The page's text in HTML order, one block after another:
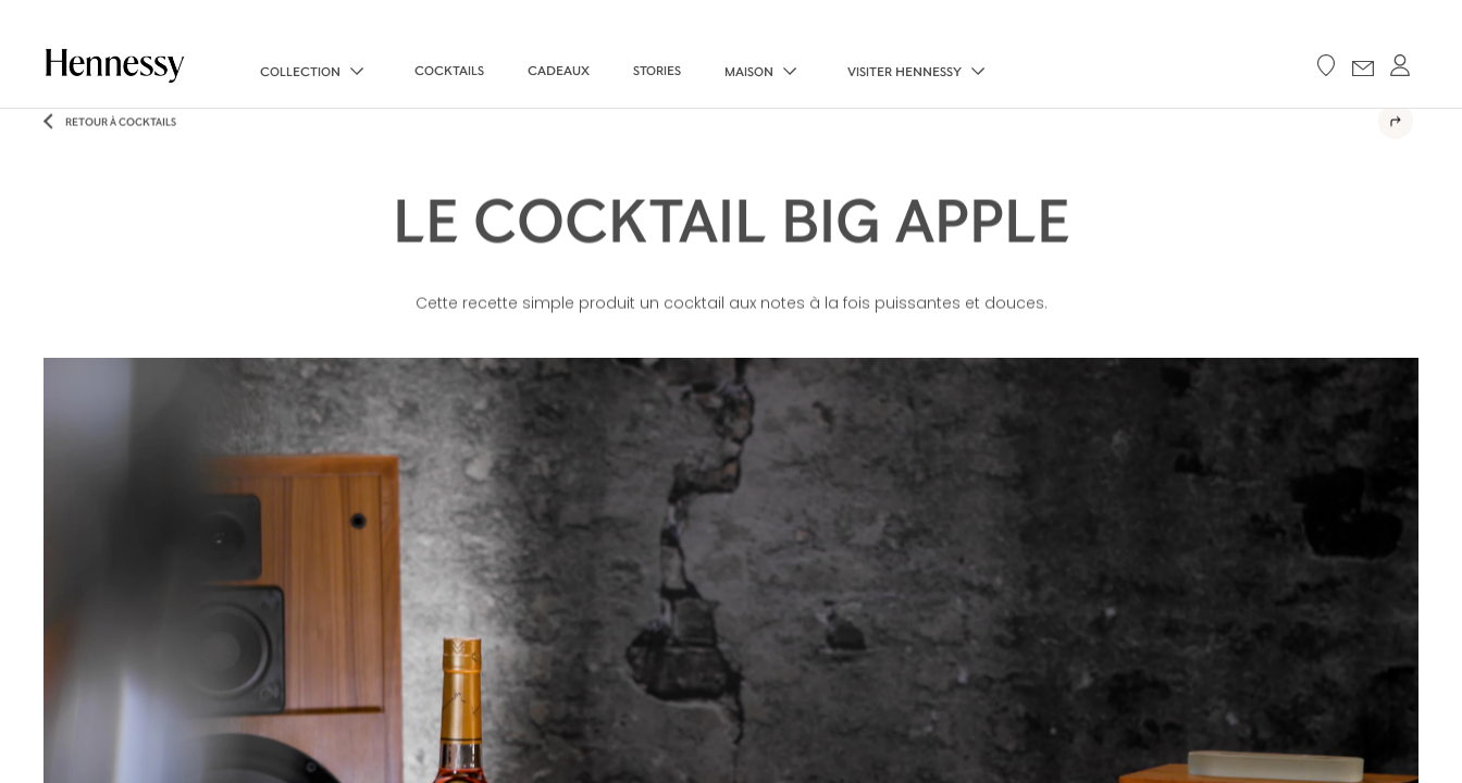
COLLECTION COCKTAILS CADEAUX STORIES MAISON VISITER HENNESSY
RETOUR À COCKTAILS
LE COCKTAIL BIG APPLE
Cette recette simple produit un cocktail aux notes à la fois puissantes et douces.